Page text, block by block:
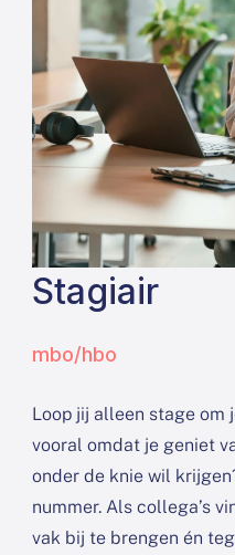
Stagiair
mbo/hbo
Loop jij alleen stage om
vooral omdat je geniet
onder de knie wil
nummer. Als collega’s
vak bij te brengen én